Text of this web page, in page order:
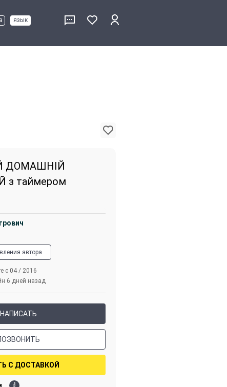
язык
ДОМАШНIЙ
з таймером
автора
с 04 / 2016
6 дней назад
НАПИСАТЬ
С ДОСТАВКОЙ